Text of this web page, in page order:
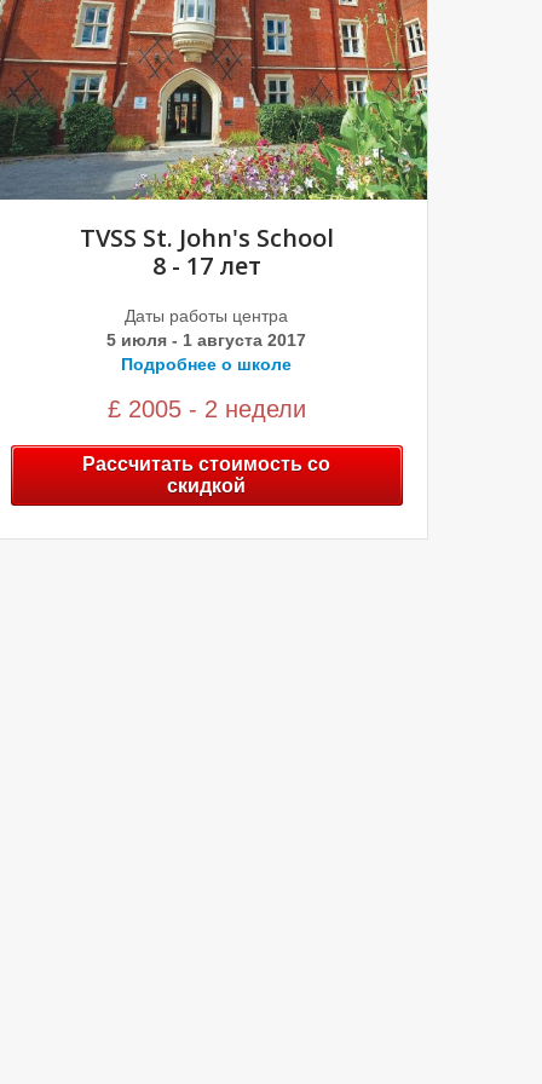
TVSS St. John's School
8 - 17 лет
Даты работы центра
5 июля - 1 августа 2017
Подробнее о школе
£ 2005 - 2 недели
Рассчитать стоимость со
скидкой